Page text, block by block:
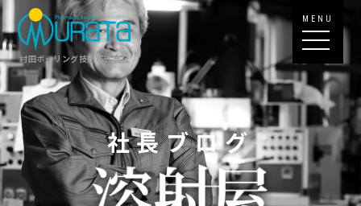
村田ボーリング技研株式会社
MENU
社長ブログ